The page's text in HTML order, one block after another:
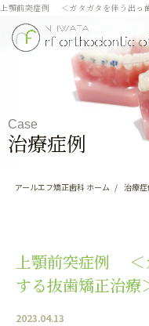
上顎前突症例 ＜ガタガタを伴う出っ
Case
治療症例
アールエフ矯正歯科 ホーム 治療症
上顎前突症例 ＜
する抜歯矯正治療
2023.04.13